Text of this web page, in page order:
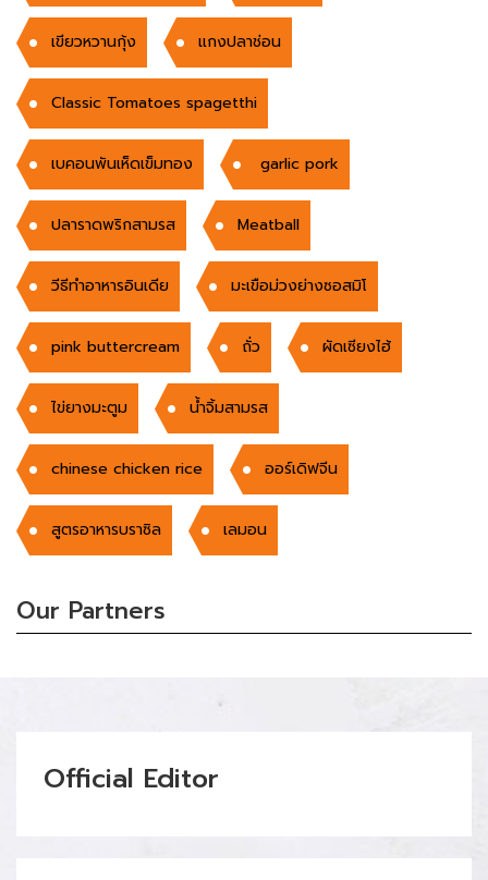
เขียวหวานกุ้ง แกงปลาช่อน
Classic Tomatoes spagetthi
เบคอนพันเห็ดเข็มทอง garlic pork
ปลาราดพริกสามรส Meatball
วีธีทำอาหารอินเดีย มะเขือม่วงย่างซอสมิโ
pink buttercream ถั่ว ผัดเซียงไฮ้
ไข่ยางมะตูม นํ้าจิ้มสามรส
chinese chicken rice ออร์เดิฟจีน
สูตรอาหารบราซิล เลมอน
Our Partners
Official Editor